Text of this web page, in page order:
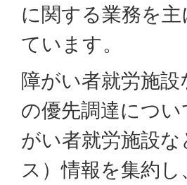
に関する業務を主
ています。
障がい者就労施設
の優先調達につ
がい者就労施設
ス）情報を集約